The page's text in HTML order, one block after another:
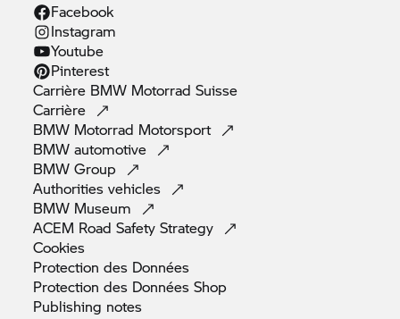
Facebook
Instagram
Youtube
Pinterest
Carrière BMW Motorrad Suisse
Carrière
BMW Motorrad Motorsport
BMWautomotive
BMWGroup
Authoritiesvehicles
BMW Museum
ACEM Road SafetyStrategy
Cookies
Protection des Données
Protection des DonnéesShop
Publishing notes